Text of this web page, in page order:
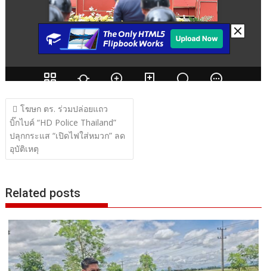
แนะแนว
เรื่อง
โฆษก ตร. ร่วมปล่อยแถว
บิ๊กไบค์ “HD Police Thailand”
ปลุกกระแส “เปิดไฟใส่หมวก” ลด
อุบัติเหตุ
Related posts